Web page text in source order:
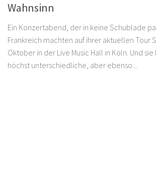
Wahnsinn
Ein Konzertabend, der in keine Schublade
Frankreich machten auf ihrer aktuellen Tour
Oktober in der Live Music Hall in Köln. Und
höchst unterschiedliche, aber ebenso...